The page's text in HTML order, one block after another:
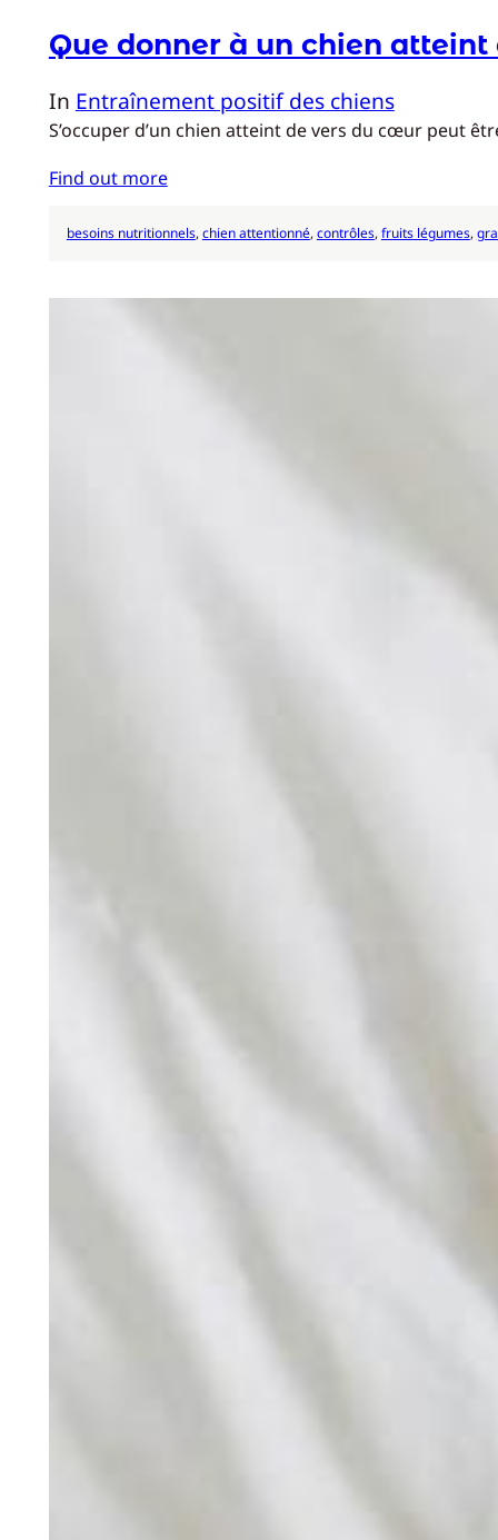
Que donner à un chien
In Entraînement positif des chiens
S’occuper d’un chien atteint de vers du cœur peut
Find out more
besoins nutritionnels, chien attentionné, contrôles, fruits légumes,